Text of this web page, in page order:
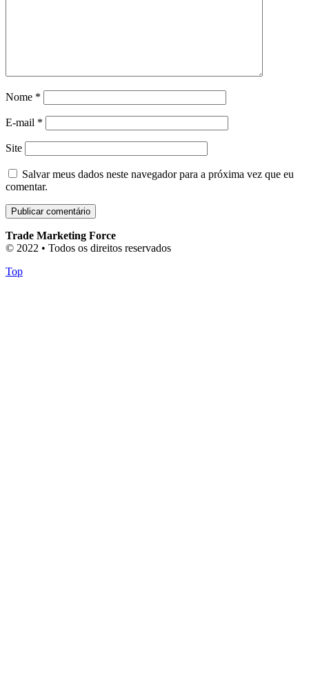
Nome *
E-mail *
Site
Salvar meus dados neste navegador para a próxima vez que eu
comentar.
Trade Marketing Force
© 2022 • Todos os direitos reservados
Top